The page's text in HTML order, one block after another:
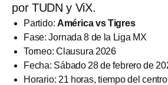
por TUDN y ViX.
Partido: América vs Tigres
Fase: Jornada 8 de la Liga MX
Torneo: Clausura 2026
Fecha: Sábado 28 de febrero de
Horario: 21 horas, tiempo del